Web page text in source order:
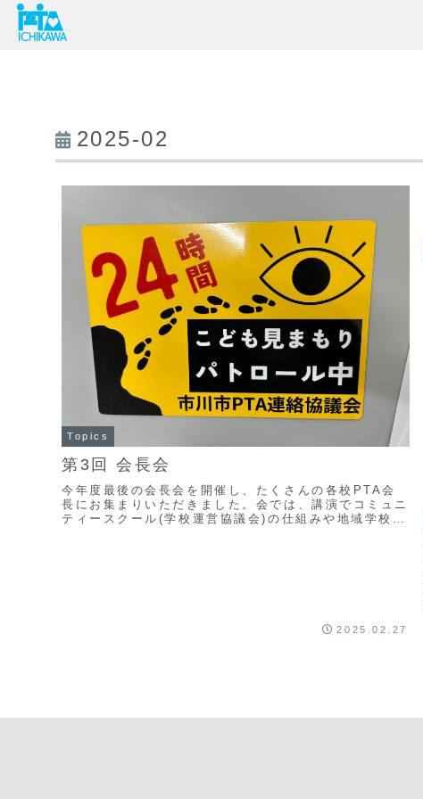
2025-02
Topics
第3回 会長会
今年度最後の会長会を開催し、たくさんの各校PTA会
長にお集まりいただきました。会では、講演でコミュニ
ティースクール(学校運営協議会)の仕組みや地域学校協
2025.02.27